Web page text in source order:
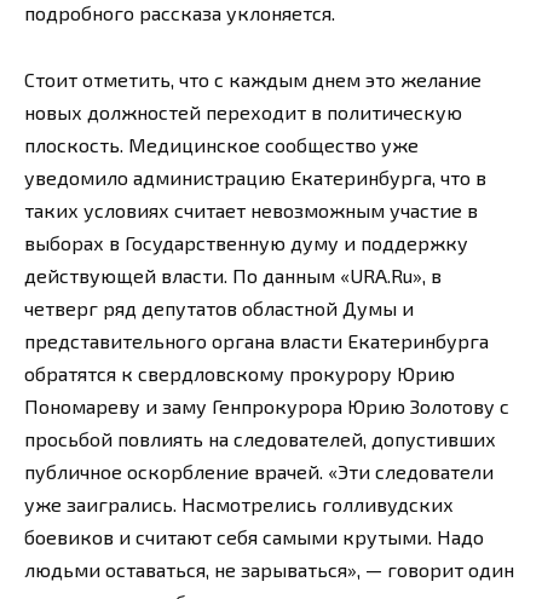
подробного рассказа уклоняется.
Стоит отметить, что с каждым днем это желание
новых должностей переходит в политическую
плоскость. Медицинское сообщество уже
уведомило администрацию Екатеринбурга, что в
таких условиях считает невозможным участие в
выборах в Государственную думу и поддержку
действующей власти. По данным «URA.Ru», в
четверг ряд депутатов областной Думы и
представительного органа власти Екатеринбурга
обратятся к свердловскому прокурору Юрию
Пономареву и заму Генпрокурора Юрию Золотову с
просьбой повлиять на следователей, допустивших
публичное оскорбление врачей. «Эти следователи
уже заигрались. Насмотрелись голливудских
боевиков и считают себя самыми крутыми. Надо
людьми оставаться, не зарываться», — говорит один